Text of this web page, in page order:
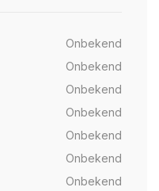
Onbekend
Onbekend
Onbekend
Onbekend
Onbekend
Onbekend
Onbekend